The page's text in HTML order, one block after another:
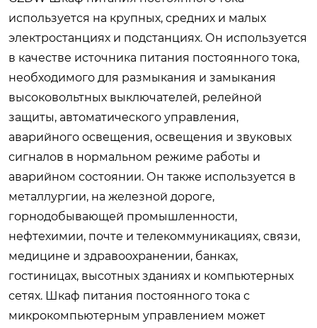
используется на крупных, средних и малых
электростанциях и подстанциях. Он используется
в качестве источника питания постоянного тока,
необходимого для размыкания и замыкания
высоковольтных выключателей, релейной
защиты, автоматического управления,
аварийного освещения, освещения и звуковых
сигналов в нормальном режиме работы и
аварийном состоянии. Он также используется в
металлургии, на железной дороге,
горнодобывающей промышленности,
нефтехимии, почте и телекоммуникациях, связи,
медицине и здравоохранении, банках,
гостиницах, высотных зданиях и компьютерных
сетях. Шкаф питания постоянного тока с
микрокомпьютерным управлением может